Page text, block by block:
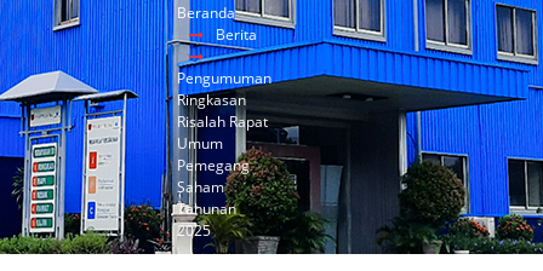
Beranda
Berita
Pengumuman
Ringkasan
Risalah Rapat
Umum
Pemegang
Saham
Tahunan
2025